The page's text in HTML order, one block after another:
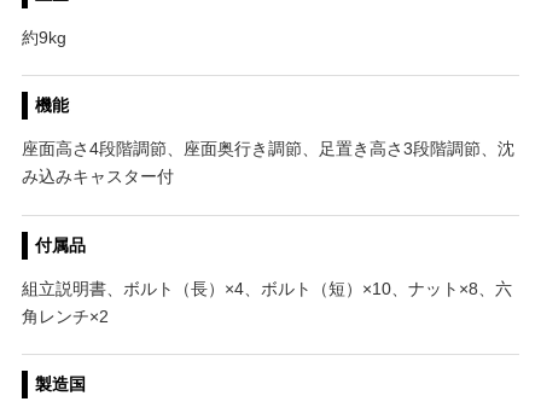
約9kg
機能
座面高さ4段階調節、座面奥行き調節、足置き高さ3段階調節、沈
み込みキャスター付
付属品
組立説明書、ボルト（長）×4、ボルト（短）×10、ナット×8、六
角レンチ×2
製造国